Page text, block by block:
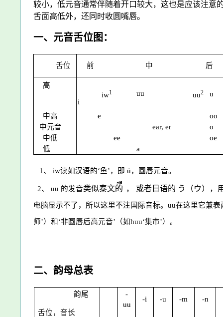
较小，低元音通常伴随着开口较大，这也是应该注意
舌面高低外，还同时收圆嘴唇。
一、元音舌位图：
舌位 前 中 后
高
i
iw1 uu uu2 u
中高 e
oo
中元音
ear, er
o
中低
ee
oe
低
a
1、 iw读如汉语的‘鱼’，即 ü，圆唇元音。
2、 uu 的发音类似泰文的 ， 或者日语的 う（ウ），
电脑显示不了，所以这里不注国际音标。 uu在这里它兼表
师’）和‘非圆唇后高元音’（如huu‘集市’）。
二、 韵母总表
韵尾
舌位，音长
-
uu
-i -u -m -n